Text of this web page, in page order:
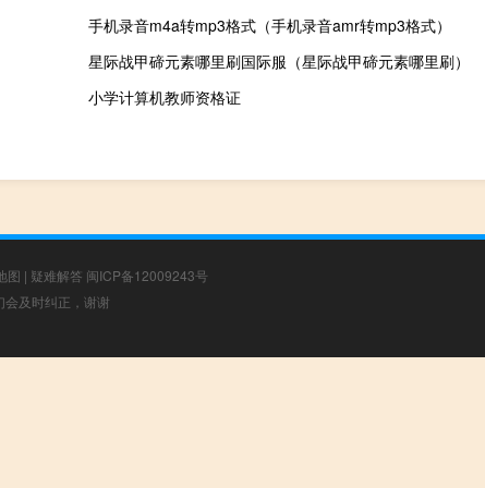
手机录音m4a转mp3格式（手机录音amr转mp3格式）
星际战甲碲元素哪里刷国际服（星际战甲碲元素哪里刷）
小学计算机教师资格证
图 | 疑难解答 闽ICP备12009243号
及时纠正，谢谢